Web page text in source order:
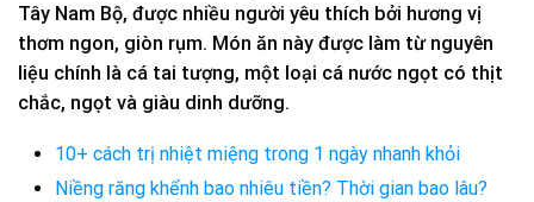
Tây Nam Bộ, được nhiều người yêu thích bởi hương vị
thơm ngon, giòn rụm. Món ăn này được làm từ nguyên
liệu chính là cá tai tượng, một loại cá nước ngọt có thịt
chắc, ngọt và giàu dinh dưỡng.
10+ cách trị nhiệt miệng trong 1 ngày nhanh khỏi
Niềng răng khểnh bao nhiêu tiền? Thời gian bao lâu?